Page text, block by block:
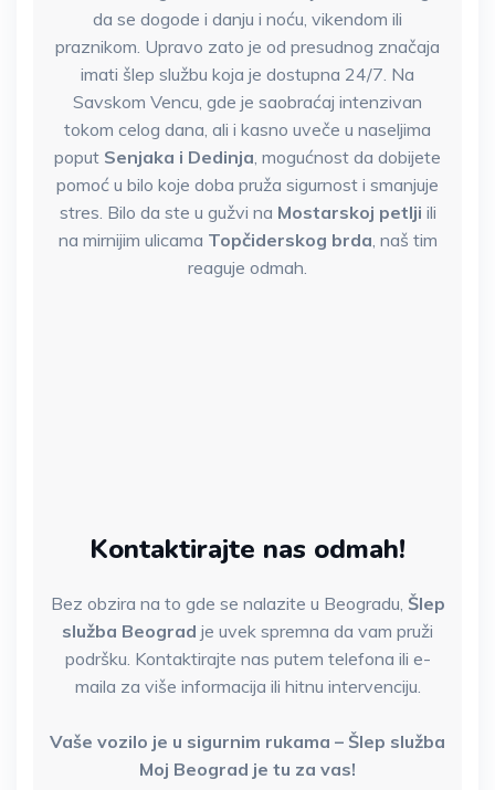
da se dogode i danju i noću, vikendom ili
praznikom. Upravo zato je od presudnog značaja
imati šlep službu koja je dostupna 24/7. Na
Savskom Vencu, gde je saobraćaj intenzivan
tokom celog dana, ali i kasno uveče u naseljima
poput Senjaka i Dedinja, mogućnost da dobijete
pomoć u bilo koje doba pruža sigurnost i smanjuje
stres. Bilo da ste u gužvi na Mostarskoj petlji ili
na mirnijim ulicama Topčiderskog brda, naš tim
reaguje odmah.
Kontaktirajte nas odmah!
Bez obzira na to gde se nalazite u Beogradu, Šlep
služba Beograd je uvek spremna da vam pruži
podršku. Kontaktirajte nas putem telefona ili e-
maila za više informacija ili hitnu intervenciju.
Vaše vozilo je u sigurnim rukama – Šlep služba
Moj Beograd je tu za vas!